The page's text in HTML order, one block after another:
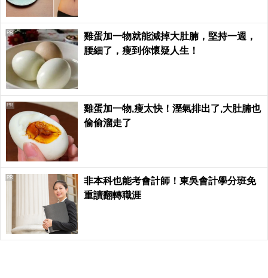
雞蛋加一物就能減掉大肚腩，堅持一週，
腰細了，瘦到你懷疑人生！
PR
雞蛋加一物,瘦太快！溼氣排出了,大肚腩也
偷偷溜走了
PR
非本科也能考會計師！東吳會計學分班免
重讀翻轉職涯
PR